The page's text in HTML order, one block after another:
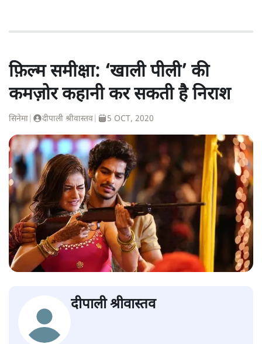
फ़िल्म समीक्षा: ‘खाली पीली’ की
कमज़ोर कहानी कर सकती है निराश
सिनेमा दीपाली श्रीवास्तव 5 OCT, 2020
दीपाली श्रीवास्तव